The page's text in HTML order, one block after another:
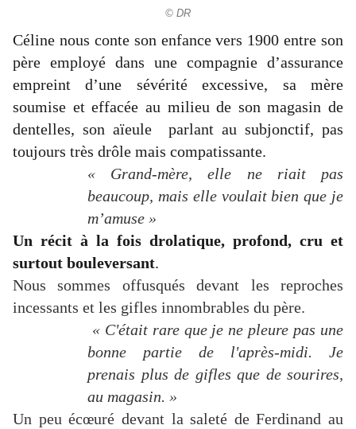
© DR
Céline nous conte son enfance vers 1900 entre son
père employé dans une compagnie d’assurance
empreint d’une sévérité excessive, sa mère
soumise et effacée au milieu de son magasin de
dentelles, son aïeule parlant au subjonctif, pas
toujours très drôle mais compatissante.
« Grand-mère, elle ne riait pas
beaucoup, mais elle voulait bien que je
m’amuse »
Un récit à la fois drolatique, profond, cru et
surtout bouleversant.
Nous sommes offusqués devant les reproches
incessants et les gifles innombrables du père.
« C'était rare que je ne pleure pas une
bonne partie de l'après-midi. Je
prenais plus de gifles que de sourires,
au magasin. »
Un peu écœuré devant la saleté de Ferdinand au